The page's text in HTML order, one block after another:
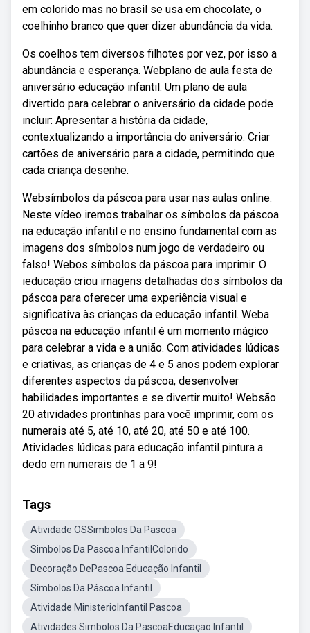
em colorido mas no brasil se usa em chocolate, o
coelhinho branco que quer dizer abundância da vida.
Os coelhos tem diversos filhotes por vez, por isso a
abundância e esperança. Webplano de aula festa de
aniversário educação infantil. Um plano de aula
divertido para celebrar o aniversário da cidade pode
incluir: Apresentar a história da cidade,
contextualizando a importância do aniversário. Criar
cartões de aniversário para a cidade, permitindo que
cada criança desenhe.
Websímbolos da páscoa para usar nas aulas online.
Neste vídeo iremos trabalhar os símbolos da páscoa
na educação infantil e no ensino fundamental com as
imagens dos símbolos num jogo de verdadeiro ou
falso! Webos símbolos da páscoa para imprimir. O
ieducação criou imagens detalhadas dos símbolos da
páscoa para oferecer uma experiência visual e
significativa às crianças da educação infantil. Weba
páscoa na educação infantil é um momento mágico
para celebrar a vida e a união. Com atividades lúdicas
e criativas, as crianças de 4 e 5 anos podem explorar
diferentes aspectos da páscoa, desenvolver
habilidades importantes e se divertir muito! Websão
20 atividades prontinhas para você imprimir, com os
numerais até 5, até 10, até 20, até 50 e até 100.
Atividades lúdicas para educação infantil pintura a
dedo em numerais de 1 a 9!
Tags
Atividade OSSimbolos Da Pascoa
Simbolos Da Pascoa InfantilColorido
Decoração DePascoa Educação Infantil
Símbolos Da Páscoa Infantil
Atividade MinisterioInfantil Pascoa
Atividades Simbolos Da PascoaEducaçao Infantil